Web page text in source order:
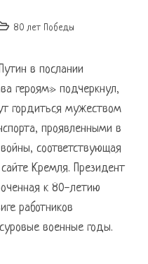
80 лет Победы
в послании
героям» подчеркнул,
гордиться мужеством
проявленными в
соответствующая
Кремля. Президент
к 80-летию
работников
военные годы.